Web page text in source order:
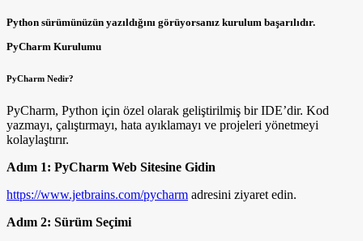
Python sürümünüzün yazıldığını görüyorsanız kurulum başarılıdır.
PyCharm Kurulumu
PyCharm Nedir?
PyCharm, Python için özel olarak geliştirilmiş bir IDE’dir. Kod
yazmayı, çalıştırmayı, hata ayıklamayı ve projeleri yönetmeyi
kolaylaştırır.
Adım 1: PyCharm Web Sitesine Gidin
https://www.jetbrains.com/pycharm adresini ziyaret edin.
Adım 2: Sürüm Seçimi